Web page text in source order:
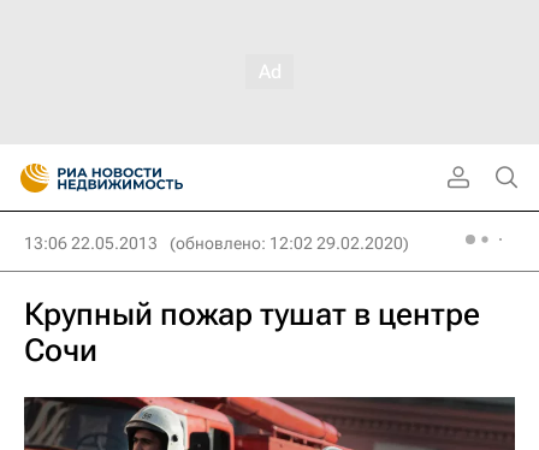
13:06 22.05.2013 (обновлено: 12:02 29.02.2020)
Крупный пожар тушат в центре
Сочи